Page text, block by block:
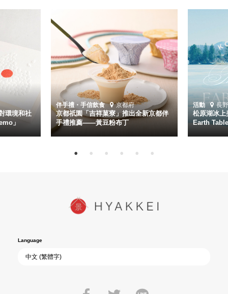
環境和社
」
伴手禮・手信飲食 京都府
京都祇園「吉祥菓寮」推出全新京都伴
手禮推薦——黃豆粉布丁
活動 長
松原湖冰
Earth
Language